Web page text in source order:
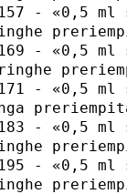
- «0,5 ml
- «0,5 ml
- «0,5 ml
- «0,5 ml
- «0,5 ml